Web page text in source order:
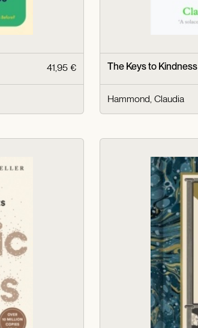
41,95 € The Keys to Kindness
Hammond, Claudia